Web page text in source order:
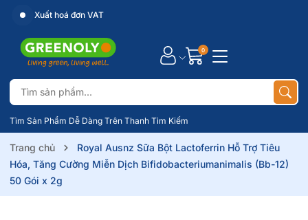
Xuất hoá đơn VAT
Tìm Sản Phẩm Dễ Dàng Trên Thanh Tìm Kiếm
0
Trang chủ
Royal Ausnz Sữa Bột Lactoferrin Hỗ Trợ Tiêu
Hóa, Tăng Cường Miễn Dịch Bifidobacteriumanimalis (Bb-12)
50 Gói x 2g